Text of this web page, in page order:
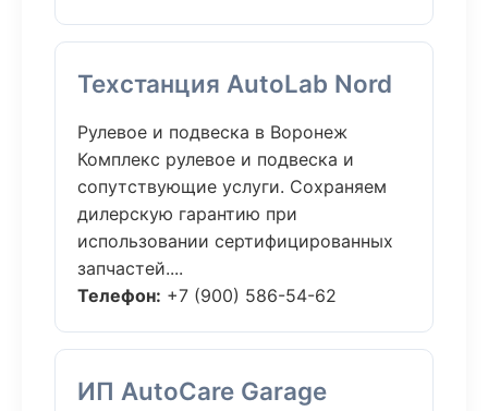
Техстанция AutoLab Nord
Рулевое и подвеска в Воронеж
Комплекс рулевое и подвеска и
сопутствующие услуги. Сохраняем
дилерскую гарантию при
использовании сертифицированных
запчастей....
Телефон: +7 (900) 586-54-62
ИП AutoCare Garage